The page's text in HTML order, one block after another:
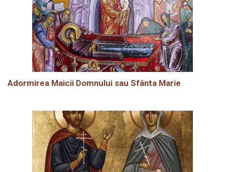
Adormirea Maicii Domnului sau Sfânta Marie